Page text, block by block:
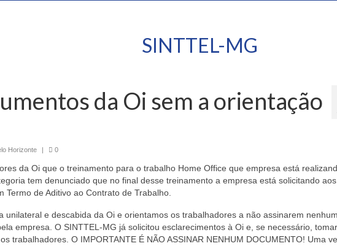
SINTTEL-MG
da Oi sem a orientação
Horizonte | 0
da Oi que o treinamento para o trabalho Home Office que empresa está
tem denunciado que no final desse treinamento a empresa está solicitando aos
de Aditivo ao Contrato de Trabalho.
unilateral e descabida da Oi e orientamos os trabalhadores a não assinarem nenhum
empresa. O SINTTEL-MG já solicitou esclarecimentos à Oi e, se necessário,
trabalhadores. O IMPORTANTE É NÃO ASSINAR NENHUM DOCUMENTO! Uma